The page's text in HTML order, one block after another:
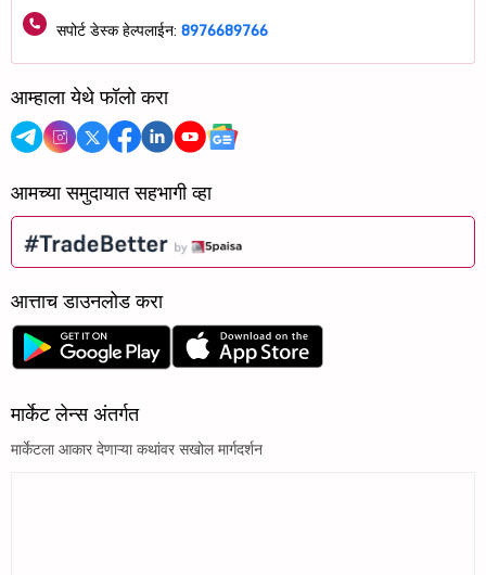
सपोर्ट डेस्क हेल्पलाईन: 8976689766
आम्हाला येथे फॉलो करा
आमच्या समुदायात सहभागी व्हा
आत्ताच डाउनलोड करा
मार्केट लेन्स अंतर्गत
मार्केटला आकार देणाऱ्या कथांवर सखोल मार्गदर्शन